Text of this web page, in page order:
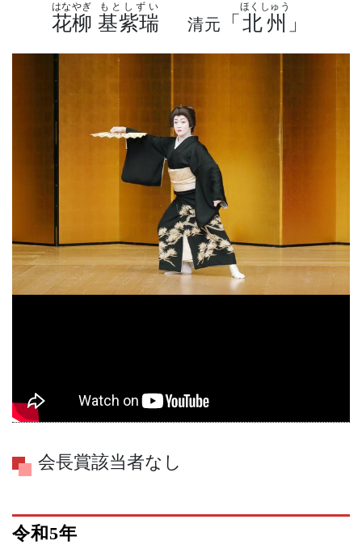
花柳
はなやぎ
基紫瑞
もとしずい
清元 「 北州
ほくしゅう
」
会長賞該当者なし
令和5年